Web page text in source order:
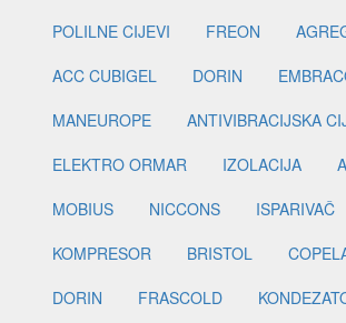
POLILNE CIJEVI
FREON
ACC CUBIGEL
DORIN
MANEUROPE
ANTIVIBRACIJSKA
ELEKTRO ORMAR
IZOLACIJA
MOBIUS
NICCONS ISPARIVAČ
KOMPRESOR
BRISTOL
DORIN
FRASCOLD